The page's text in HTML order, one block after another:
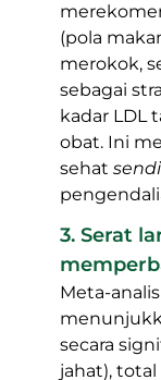
(pola
merokok,
sebagai
kadar LDL
obat. Ini
sehat
3. Serat
Meta-
secara
jahat),